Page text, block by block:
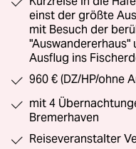
einst der größte
mit Besuch der
"Auswandererhaus"
Ausflug ins
960 € (DZ/HP/ohne
mit 4
Bremerhaven
Reiseveranstalter